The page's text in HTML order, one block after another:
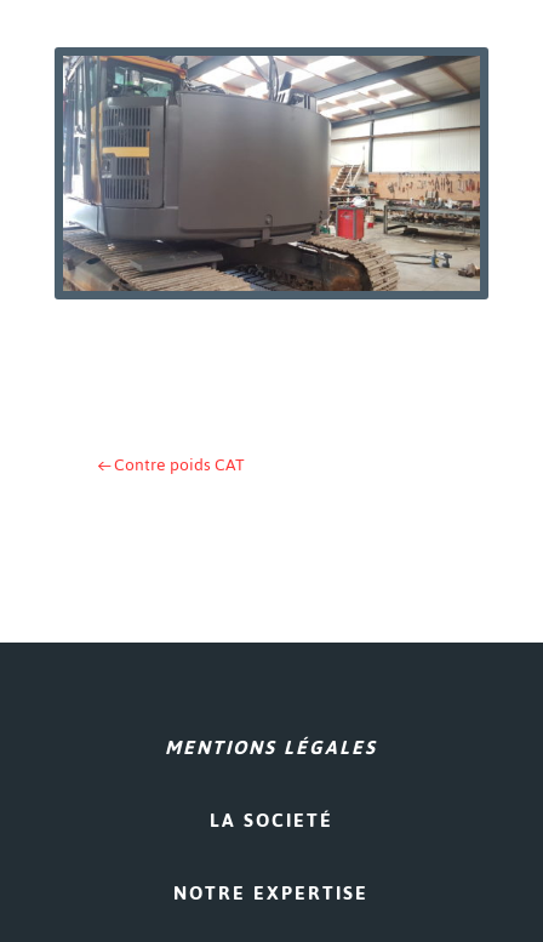
←Contre poids CAT
MENTIONS LÉGALES
LA SOCIETÉ
NOTRE EXPERTISE